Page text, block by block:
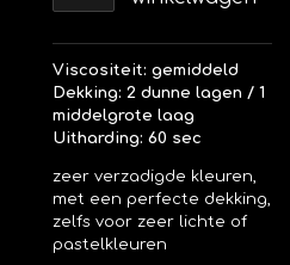
Viscositeit: gemiddeld
Dekking: 2 dunne lagen / 1
middelgrote laag
Uitharding: 60 sec
zeer verzadigde kleuren,
met een perfecte dekking,
zelfs voor zeer lichte of
pastelkleuren